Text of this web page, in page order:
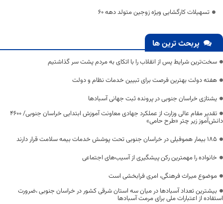
تسهیلات کارگشایی ویژه زوجین متولد دهه 60
پربحث ترین ها
سخت‌ترین شرایط پس از انقلاب را با اتکای به مردم پشت سر گذاشتیم
هفته دولت بهترین فرصت برای تبیین خدمات نظام و دولت
یشتازی خراسان جنوبی در پرونده ثبت جهانی آسبادها
تقدیر مقام عالی وزارت از عملکرد جهادی معاونت آموزش ابتدایی خراسان جنوبی/ ۴۶۰۰
دانش‌آموز زیر چتر «طرح حامی»
۱۸۵ بیمار هموفیلی در خراسان جنوبی تحت پوشش خدمات بیمه سلامت قرار دارند
خانواده را مهمترین رکن پیشگیری از آسیب‌های اجتماعی
موضوع میراث فرهنگی، امری فرابخشی است
بیشترین تعداد آسبادها در میان سه استان شرقی کشور در خراسان جنوبی ،ضرورت
استفاده از اعتبارات ملی برای مرمت آسبادها